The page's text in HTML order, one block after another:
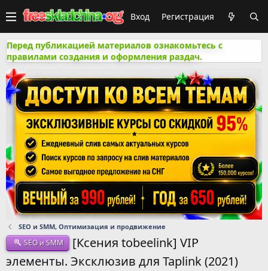
Вход Регистрация
Перед публикацией материалов ознакомьтесь с
правилами создания и оформления раздач.
SEO и SMM, Оптимизация и продвижение
SEO и SMM
[Ксения tobeelink] VIP
элементы. Эксклюзив для Taplink (2021)